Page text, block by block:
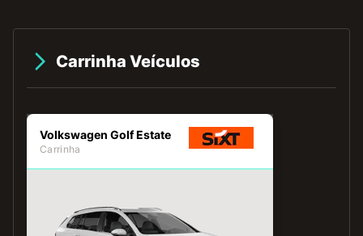
Carrinha Veículos
Volkswagen Golf Estate
Carrinha